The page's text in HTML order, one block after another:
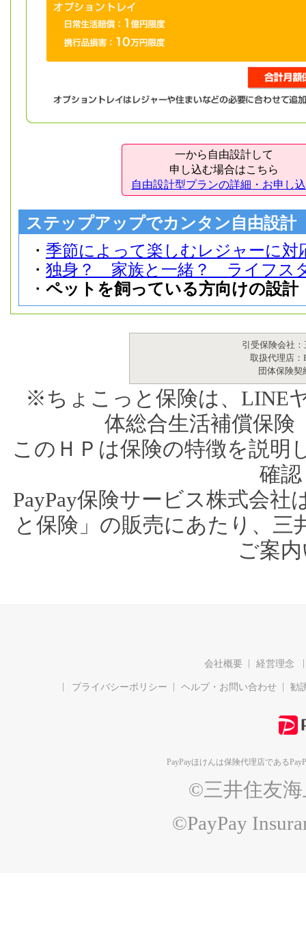
一から自由設計して
申し込む場合はこちら
自由設計型プランの詳細・お申し
ステップアップでカンタン自由設計
・ 季節によって楽しむレジャーに対
・ 独身？ 家族と一緒？ ライフス
・ ペットを飼っている方向けの設計
引受保険会社
取扱代理店：
団体保険契
※ちょこっと保険は、LINE
体総合生活補償保険
このＨＰは保険の特徴を説明
確
PayPay保険サービス株式会
と保険」の販売にあたり、三
ご案
会社概要 経営理念
プライバシーポリシー ヘルプ・お問い合わせ 勧
PayPayほけんは保険代理店である
©三井住友
©PayPay